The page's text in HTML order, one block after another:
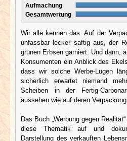
Aufmachung
Gesamtwertung
Wir alle kennen das: Auf der
unfassbar lecker saftig aus, der
grünen Erbsen garniert. Und dann,
Konsumenten ein Anblick des
dass wir solche Werbe-Lügen
sicherlich erwartet niemand
Scheiben in der Fertig-
aussehen wie auf deren Verpackung.
Das Buch „Werbung gegen
diese Thematik auf und
Darstellung des verkauften